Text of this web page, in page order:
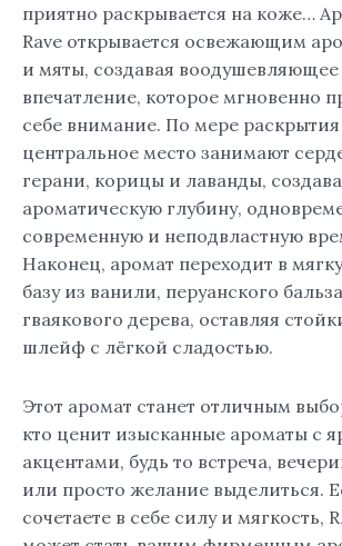
приятно раскрывается на коже…
Rave открывается освежающим
и мяты, создавая воодушевляющее
впечатление, которое мгновенно
себе внимание. По мере
центральное место занимают
герани, корицы и лаванды,
ароматическую глубину,
современную и неподвластную
Наконец, аромат переходит в
базу из ванили, перуанского
гваякового дерева, оставляя
шлейф с лёгкой сладостью.
Этот аромат станет отличным
кто ценит изысканные ароматы с
акцентами, будь то встреча,
или просто желание выделиться.
сочетаете в себе силу и мягкость,